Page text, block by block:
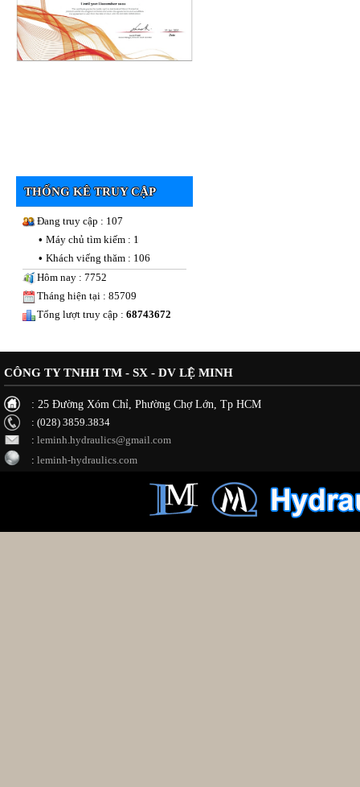
THỐNG KÊ TRUY CẬP
Đang truy cập : 107
• Máy chủ tìm kiếm : 1
• Khách viếng thăm : 106
Hôm nay : 7752
Tháng hiện tại : 85709
Tổng lượt truy cập : 68743672
CÔNG TY TNHH TM - SX - DV LỆ MINH
: 25 Đường Xóm Chỉ, Phường Chợ Lớn, Tp HCM
: (028) 3859.3834
: leminh.hydraulics@gmail.com
: leminh-hydraulics.com